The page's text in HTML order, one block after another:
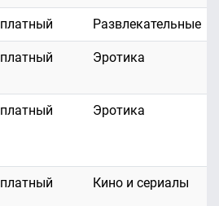
платный Развлекательные
платный Эротика
платный Эротика
платный Кино и сериалы